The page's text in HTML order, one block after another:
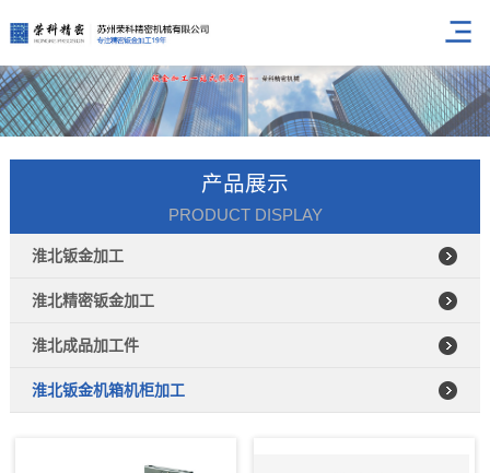
产品展示
PRODUCT DISPLAY
淮北钣金加工
淮北精密钣金加工
淮北成品加工件
淮北钣金机箱机柜加工